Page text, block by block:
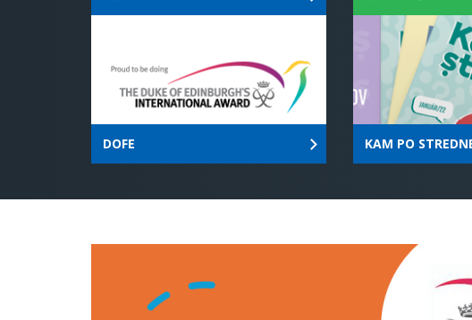
DOFE KAM PO STREDNEJ